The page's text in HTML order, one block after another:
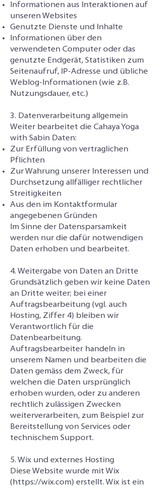
Informationen aus Interaktionen auf
unseren Websites
Genutzte Dienste und Inhalte
Informationen über den
verwendeten Computer oder das
genutzte Endgerät, Statistiken zum
Seitenaufruf, IP-Adresse und übliche
Weblog-Informationen (wie z.B.
Nutzungsdauer, etc.)
3. Datenverarbeitung allgemein
Weiter bearbeitet die Cahaya Yoga
with Sabin Daten:
Zur Erfüllung von vertraglichen
Pflichten
Zur Wahrung unserer Interessen und
Durchsetzung allfälliger rechtlicher
Streitigkeiten
Aus den im Kontaktformular
angegebenen Gründen
Im Sinne der Datensparsamkeit
werden nur die dafür notwendigen
Daten erhoben und bearbeitet.
4. Weitergabe von Daten an Dritte
Grundsätzlich geben wir keine Daten
an Dritte weiter; bei einer
Auftragsbearbeitung (vgl. auch
Hosting, Ziffer 4) bleiben wir
Verantwortlich für die
Datenbearbeitung.
Auftragsbearbeiter handeln in
unserem Namen und bearbeiten die
Daten gemäss dem Zweck, für
welchen die Daten ursprünglich
erhoben wurden, oder zu anderen
rechtlich zulässigen Zwecken
weiterverarbeiten, zum Beispiel zur
Bereitstellung von Services oder
technischem Support.
5. Wix und externes Hosting
Diese Website wurde mit Wix
( https://wix.com) erstellt. Wix ist ein